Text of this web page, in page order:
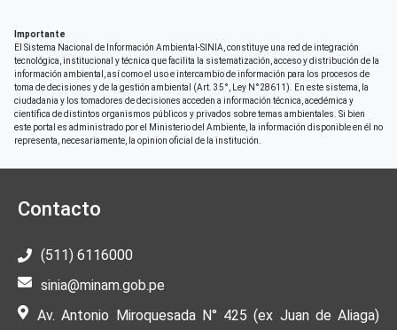
Patrocinio
planetGOLD Perú
Derechos de acceso
Acceso irrestricto a todo su contenido
Repositorio de origen
Importante
El Sistema Nacional de Información Ambiental-SINIA, constituye una red de integración
tecnológica, institucional y técnica que facilita la sistematización, acceso y distribución de la
información ambiental, así como el uso e intercambio de información para los procesos de
toma de decisiones y de la gestión ambiental (Art. 35°, Ley N°28611). En este sistema, la
ciudadania y los tomadores de decisiones acceden a información técnica, acedémica y
científica de distintos organismos públicos y privados sobre temas ambientales. Si bien
este portal es administrado por el Ministerio del Ambiente, la información disponible en él no
representa, necesariamente, la opinion oficial de la institución.
Contacto
(511) 6116000
sinia@minam.gob.pe
Av. Antonio Miroquesada N° 425 (ex Juan de Aliaga)